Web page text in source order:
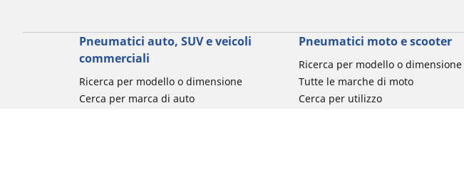
Pneumatici auto, SUV e veicoli
commerciali
Ricerca per modello o dimensione
Cerca per marca di auto
Pneumatici moto e scooter
Ricerca per modello o dimensione
Tutte le marche di moto
Cerca per utilizzo